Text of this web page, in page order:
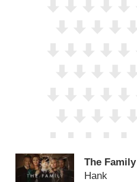
The Family
Hank